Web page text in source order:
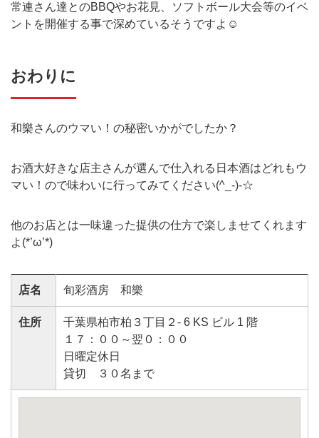
常連さん達とのBBQやお花見、ソフトボール大会等のイベ
ントを開催する事で深めているそうですよ☺
おわりに
和樂さんのウマい！の秘密いかがでしたか？
お酒大好きな店主さんが選んで仕入れる日本酒はどれもウ
マい！ので味わいに行ってみてください(^_-)-☆
他のお店とは一味違った提供の仕方で楽しませてくれます
よ(*’ω’*)
店名 旬彩酒房 和樂
住所
千葉県柏市柏３丁目２- 6 KS ビル 1 階
１７：００～翌０：００
日曜定休日
貸切 ３０名まで